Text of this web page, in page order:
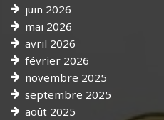
juin 2026
mai 2026
avril 2026
février 2026
novembre 2025
septembre 2025
août 2025